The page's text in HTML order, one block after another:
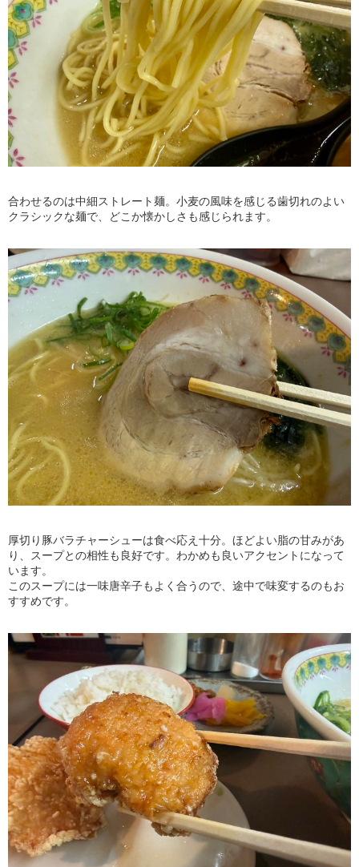
合わせるのは中細ストレート麺。小麦の風味を感じる歯切れのよい
クラシックな麺で、どこか懐かしさも感じられます。
厚切り豚バラチャーシューは食べ応え十分。ほどよい脂の甘みがあ
り、スープとの相性も良好です。わかめも良いアクセントになって
います。
このスープには一味唐辛子もよく合うので、途中で味変するのもお
すすめです。